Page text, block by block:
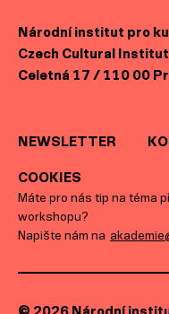
Národní institut pro
Czech Cultural
Celetná 17 / 110 00
NEWSLETTER
COOKIES
Máte pro nás tip na téma
workshopu?
Napište nám na
© 2026 Národní